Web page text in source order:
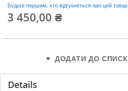
зображень
Будьте першим, хто відгукнеться про цей товар
3 450,00 ₴
ДОДАТИ ДО
Details